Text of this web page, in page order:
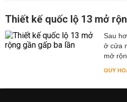
Thiết kế quốc lộ 13 mở
Sau
ở cửa
mở
QUY